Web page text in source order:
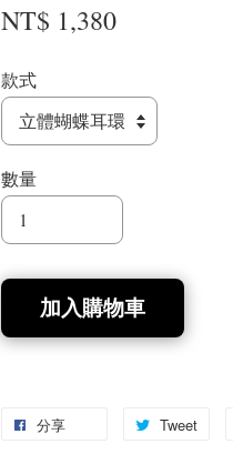
NT$ 1,380
款式
數量
加入購物車
分享 Tweet